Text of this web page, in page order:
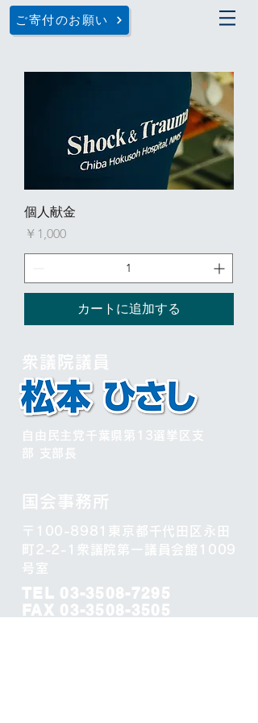
ご寄付のお願い
個人献金
価格
￥1,000
カートに追加する
衆議院議員
自由民主党千葉県 第13選挙区支
部 支部長
国会事務所
〒100-8981東京都千代田区永田
町2-2-1衆議院第一議員会館1009
号室
TEL 03-3508-7295
FAX 03-3508-3505